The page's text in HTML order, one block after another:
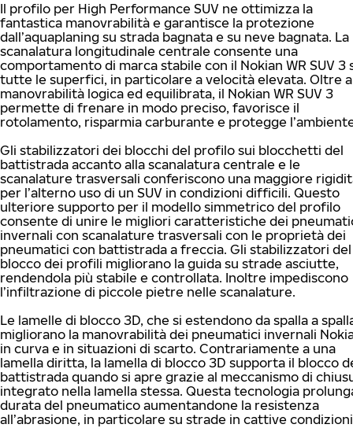
Il profilo per High Performance SUV ne ottimizza la
fantastica manovrabilità e garantisce la protezione
dall’aquaplaning su strada bagnata e su neve bagnata. La
scanalatura longitudinale centrale consente una
comportamento di marca stabile con il Nokian WR SUV 3
tutte le superfici, in particolare a velocità elevata. Oltre
manovrabilità logica ed equilibrata, il Nokian WR SUV 3
permette di frenare in modo preciso, favorisce il
rotolamento, risparmia carburante e protegge
Gli stabilizzatori dei blocchi del profilo sui blocchetti del
battistrada accanto alla scanalatura centrale e le
scanalature trasversali conferiscono una maggiore
per l’alterno uso di un SUV in condizioni difficili. Questo
ulteriore supporto per il modello simmetrico del profilo
consente di unire le migliori caratteristiche dei
invernali con scanalature trasversali con le proprietà dei
pneumatici con battistrada a freccia. Gli stabilizzatori del
blocco dei profili migliorano la guida su strade asciutte,
rendendola più stabile e controllata. Inoltre impediscono
l’infiltrazione di piccole pietre nelle scanalature.
Le lamelle di blocco 3D, che si estendono da spalla a
migliorano la manovrabilità dei pneumatici invernali
in curva e in situazioni di scarto. Contrariamente a una
lamella diritta, la lamella di blocco 3D supporta il blocco
battistrada quando si apre grazie al meccanismo di
integrato nella lamella stessa. Questa tecnologia
durata del pneumatico aumentandone la resistenza
all’abrasione, in particolare su strade in cattive